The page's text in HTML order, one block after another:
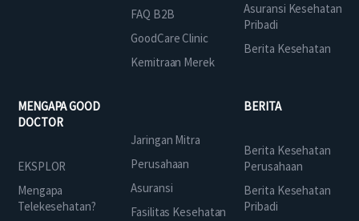
FAQ B2B
GoodCare Clinic
Kemitraan Merek
Asuransi Kesehatan
Pribadi
Berita Kesehatan
MENGAPA GOOD
DOCTOR
EKSPLOR
Mengapa
Telekesehatan?
Jaringan Mitra
Perusahaan
Asuransi
Fasilitas Kesehatan
BERITA
Berita Kesehatan
Perusahaan
Berita Kesehatan
Pribadi